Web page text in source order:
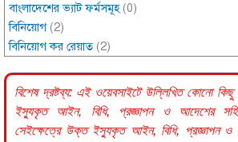
বাংলাদেশের ভ্যাট ফর্মসমূহ(0)
বিনিয়োগ(2)
বিনিয়োগ কর রেয়াত(2)
বিশেষ দ্রষ্টব্য: এই ওয়েবসাইটে উল্লিখিত কোনো কিছু
ইস্যুকৃত আইন, বিধি, প্রজ্ঞাপন ও আদেশের
সেইক্ষেত্রে উক্ত ইস্যুকৃত আইন, বিধি, প্রজ্ঞাপন ও